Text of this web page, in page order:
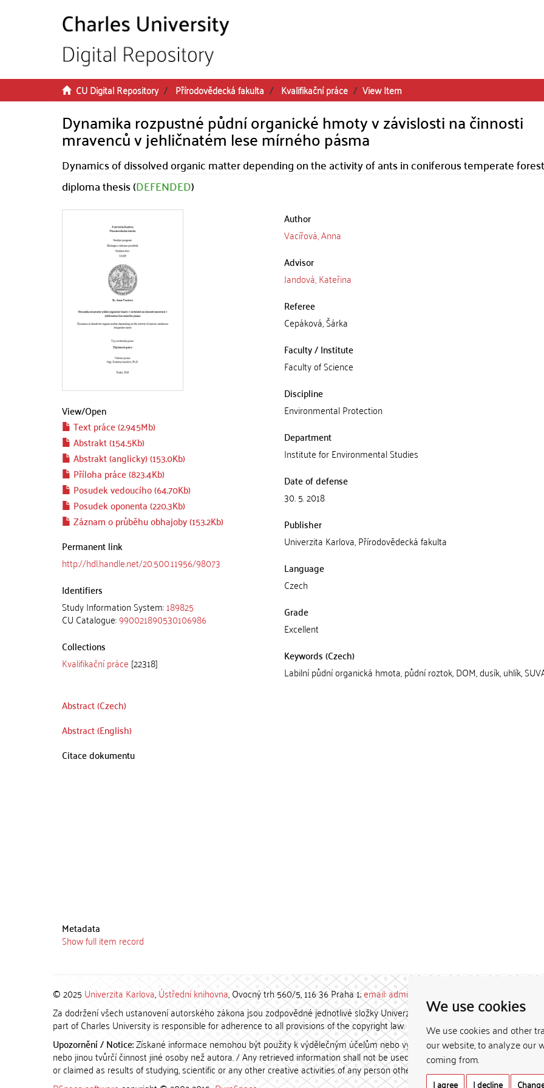
We use cookies
We use cookies and other
our website, to analyze our
coming from.
I agree I decline
CU Digital Repository Přírodovědecká fakulta Kvalifikační práce View Item
Dynamika rozpustné půdní organické hmoty v závislosti na činnosti
mravenců v jehličnatém lese mírného pásma
Dynamics of dissolved organic matter depending on the activity of ants in coniferous temperate forest
diploma thesis (DEFENDED)
View/Open
Text práce (2.945Mb)
Abstrakt (154.5Kb)
Abstrakt (anglicky) (153.0Kb)
Příloha práce (823.4Kb)
Posudek vedoucího (64.70Kb)
Posudek oponenta (220.3Kb)
Záznam o průběhu obhajoby (153.2Kb)
Permanent link
http://hdl.handle.net/20.500.11956/98073
Identifiers
Study Information System:189825
CU Catalogue:990021890530106986
Collections
Kvalifikační práce [22318]
Author
Vacířová, Anna
Advisor
Jandová, Kateřina
Referee
Cepáková, Šárka
Faculty / Institute
Faculty of Science
Discipline
Environmental Protection
Department
Institute for Environmental Studies
Date of defense
30. 5. 2018
Publisher
Univerzita Karlova, Přírodovědecká fakulta
Language
Czech
Grade
Excellent
Keywords (Czech)
Labilní půdní organická hmota, půdní roztok, DOM, dusík, uhlík,
Abstract (Czech)
Abstract (English)
Citace dokumentu
Metadata
Show full item record
© 2025 Univerzita Karlova,Ústřední knihovna, Ovocný trh 560/5, 116 36 Praha 1;email: admin-repozitar [at] cuni.cz
Za dodržení všech ustanovení autorského zákona jsou zodpovědné jednotlivé složky Univerzity Karlovy. / Each constituent
part of Charles University is responsible for adherence to all provisions of the copyright law.
Upozornění / Notice:Získané informace nemohou být použity k výdělečným účelům nebo vydávány za studijní, vědeckou
nebo jinou tvůrčí činnost jiné osoby než autora. / Any retrieved information shall not be used for any commercial purposes
or claimed as results of studying, scientific or any other creative activities of any person other than the author.